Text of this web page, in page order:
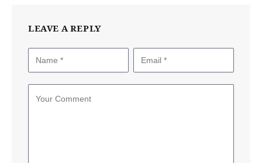
LEAVE A REPLY